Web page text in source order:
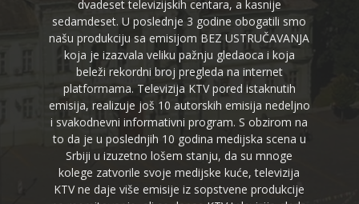
dvadeset televizijskih centara, a kasnije
sedamdeset. U poslednje 3 godine obogatili smo
našu produkciju sa emisijom BEZ USTRUČAVANJA
koja je izazvala veliku pažnju gledaoca i koja
beleži rekordni broj pregleda na internet
platformama. Televizija KTV pored istaknutih
emisija, realizuje još 10 autorskih emisija nedeljno
i svakodnevni informativni program. S obzirom na
to da je u poslednjih 10 godina medijska scena u
Srbiji u izuzetno lošem stanju, da su mnoge
kolege zatvorile svoje medijske kuće, televizija
KTV ne daje više emisije iz sopstvene produkcije